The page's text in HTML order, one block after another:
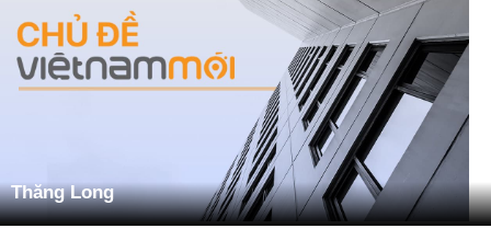
Thăng Long